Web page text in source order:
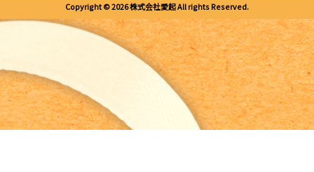
Copyright © 2026 株式会社愛起 All rights Reserved.